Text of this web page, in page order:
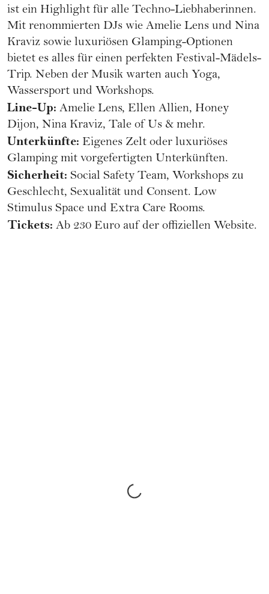
ist ein Highlight für alle Techno-Liebhaberinnen.
Mit renommierten DJs wie Amelie Lens und Nina
Kraviz sowie luxuriösen Glamping-Optionen
bietet es alles für einen perfekten Festival-Mädels-
Trip. Neben der Musik warten auch Yoga,
Wassersport und Workshops.
Line-Up: Amelie Lens, Ellen Allien, Honey
Dijon, Nina Kraviz, Tale of Us & mehr.
Unterkünfte: Eigenes Zelt oder luxuriöses
Glamping mit vorgefertigten Unterkünften.
Sicherheit: Social Safety Team, Workshops zu
Geschlecht, Sexualität und Consent. Low
Stimulus Space und Extra Care Rooms.
Tickets: Ab 230 Euro auf der offiziellen Website.